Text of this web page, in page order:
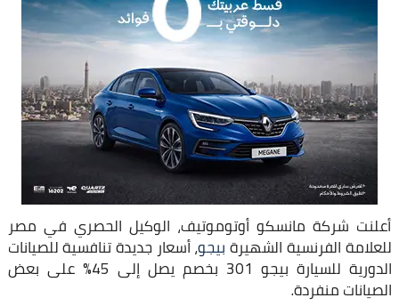
أعلنت شركة مانسكو أوتوموتيف، الوكيل الحصري في مصر
للعلامة الفرنسية الشهيرةبيجو، أسعار جديدة تنافسية للصيانات
الدورية للسيارة بيجو 301 بخصم يصل إلى 45% على بعض
الصيانات منفردة.